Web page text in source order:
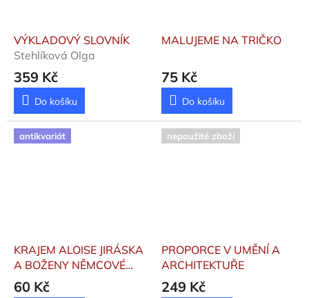
VÝKLADOVÝ SLOVNÍK
Stehlíková Olga
359 Kč
Do košíku
MALUJEME NA TRIČKO
75 Kč
Do košíku
antikvariát
KRAJEM ALOISE JIRÁSKA
A BOŽENY NĚMCOVÉ
Hanuš Josef
60 Kč
nepoužité zboží
PROPORCE V UMĚNÍ A
ARCHITEKTUŘE
249 Kč